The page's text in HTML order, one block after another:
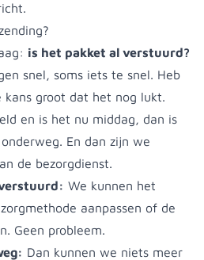
is het pakket al verstuurd?
snel, soms iets te snel. Heb
kans groot dat het nog lukt.
en is het nu middag, dan is
En dan zijn we
de bezorgdienst.
We kunnen het
aanpassen of de
Geen probleem.
Dan kunnen we niets meer